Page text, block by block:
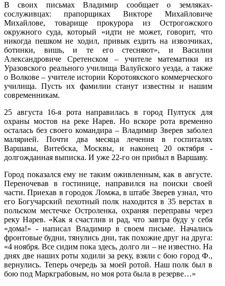
В своих письмах Владимир сообщает о земляках-
сослуживцах: прапорщиках Викторе Михайловиче
Михайлове, товарище прокурора из Острогожского
окружного суда, который «идти не может, говорит, что
никогда пешком не ходил, привык ездить на извозчиках,
ботинки, вишь, и те его стесняют», и Василии
Александровиче Сретенском – учителе математики из
Уразовского реального училища Валуйского уезда, а также
о Волкове – учителе истории Коротоякского коммерческого
училища. Пусть их фамилии станут известны и нашим
современникам.
25 августа 16-я рота направилась в город Пултуск для
охраны мостов на реке Нарев. Но вскоре рота временно
осталась без своего командира – Владимир Зверев заболел
малярией. Почти два месяца лечения в госпиталях
Варшавы, Витебска, Москвы, и наконец 20 октября -
долгожданная выписка. И уже 22-го он прибыл в Варшаву.
Город показался ему не таким оживленным, как в августе.
Переночевав в гостинице, направился на поиски своей
части. Приехав в городок Ломжа, в штабе Зверев узнал, что
его Богучарский пехотный полк находится в 35 верстах в
польском местечке Остроленка, охраняя переправы через
реку Нарев. «Как я счастлив и рад, что завтра буду у себя
«дома!» - написал Владимир в своем письме. Начались
фронтовые будни, тянулись дни, так похожие друг на друга:
«4 ноября. Все сидим пока здесь, долго ли – не известно. На
днях две наших роты ходили за реку, взяли с бою город Ф.,
вернулись. Теперь очередь за моей ротой. Наш полк был в
бою под Маркграбовым, но моя рота была в резерве…»